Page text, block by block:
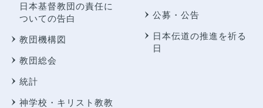
日本基督教団の責任に
ついての告白
教団機構図
教団総会
統計
神学校・キリスト教教
公募・公告
日本伝道の推進を祈る
日